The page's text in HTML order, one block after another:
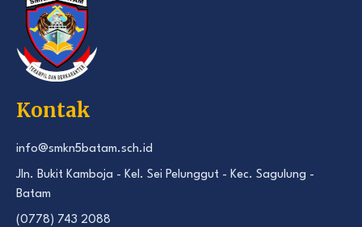
Kontak
info@smkn5batam.sch.id
Jln. Bukit Kamboja - Kel. Sei Pelunggut - Kec. Sagulung -
Batam
(0778) 743 2088